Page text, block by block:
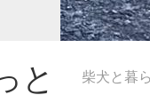
と 柴犬と暮